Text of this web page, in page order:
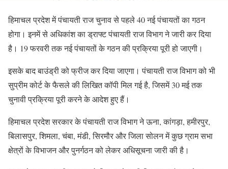
हिमाचल प्रदेश में पंचायती राज चुनाव से पहले 40 नई पंचायतों का गठन
होगा। इनमें से अधिकांश का ड्राफ्ट पंचायती राज विभाग ने जारी कर दिया
है। 19 फरवरी तक नई पंचायतों के गठन की प्रक्रिया पूरी हो जाएगी।
इसके बाद बाउंड्री को फ्रीज कर दिया जाएगा। पंचायती राज विभाग को भी
सुप्रीम कोर्ट के फैसले की लिखित कॉपी मिल गई है, जिसमें 30 मई तक
चुनावी प्रक्रिया पूरी करने के आदेश हुए हैं।
हिमाचल प्रदेश सरकार के पंचायती राज विभाग ने ऊना, कांगड़ा, हमीरपुर,
बिलासपुर, शिमला, चंबा, मंडी, सिरमौर और जिला सोलन में कुछ ग्राम सभा
क्षेत्रों के विभाजन और पुनर्गठन को लेकर अधिसूचना जारी की है।